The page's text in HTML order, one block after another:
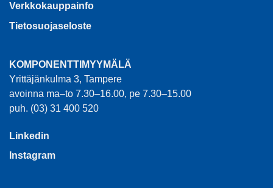
Verkkokauppainfo
Tietosuojaseloste
KOMPONENTTIMYYMÄLÄ
Yrittäjänkulma 3, Tampere
avoinna ma–to 7.30–16.00, pe 7.30–15.00
puh. (03) 31 400 520
Linkedin
Instagram